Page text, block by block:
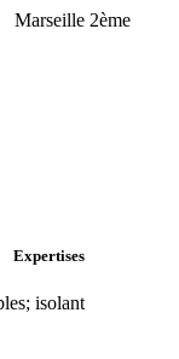
Marseille 2ème
Expertises
isolant